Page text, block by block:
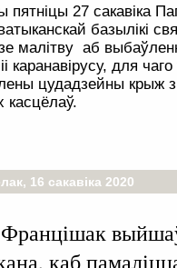
пятніцы 27 сакавіка
базылікі
малітву аб
каранавірусу, для
цудадзейны крыж з
касцёлаў.
16 сакавіка 2020
каб